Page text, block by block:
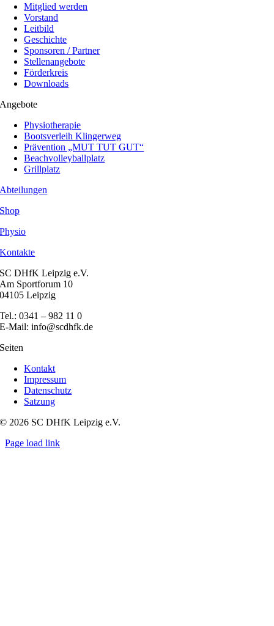
Mitglied werden
Vorstand
Leitbild
Geschichte
Sponsoren / Partner
Stellenangebote
Förderkreis
Downloads
Angebote
Physiotherapie
Bootsverleih Klingerweg
Prävention „MUT TUT GUT“
Beachvolleyballplatz
Grillplatz
Abteilungen
Shop
Physio
Kontakte
SC DHfK Leipzig e.V.
Am Sportforum 10
04105 Leipzig
Tel.: 0341 – 982 11 0
E-Mail: info@scdhfk.de
Seiten
Kontakt
Impressum
Datenschutz
Satzung
© 2026 SC DHfK Leipzig e.V.
Page load link